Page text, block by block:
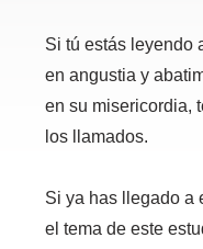
Si tú estás leyendo
en angustia y
en su misericordia,
los llamados.
Si ya has llegado a
el tema de este